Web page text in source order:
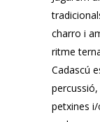
charro i
ritme
Cadascú
petxines